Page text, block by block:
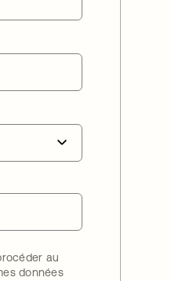
au
données